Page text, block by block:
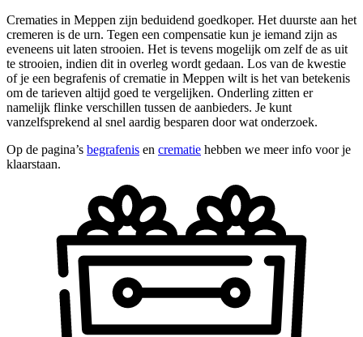
Crematies in Meppen zijn beduidend goedkoper. Het duurste aan het
cremeren is de urn. Tegen een compensatie kun je iemand zijn as
eveneens uit laten strooien. Het is tevens mogelijk om zelf de as uit
te strooien, indien dit in overleg wordt gedaan. Los van de kwestie
of je een begrafenis of crematie in Meppen wilt is het van betekenis
om de tarieven altijd goed te vergelijken. Onderling zitten er
namelijk flinke verschillen tussen de aanbieders. Je kunt
vanzelfsprekend al snel aardig besparen door wat onderzoek.
Op de pagina’s begrafenis en crematie hebben we meer info voor je
klaarstaan.